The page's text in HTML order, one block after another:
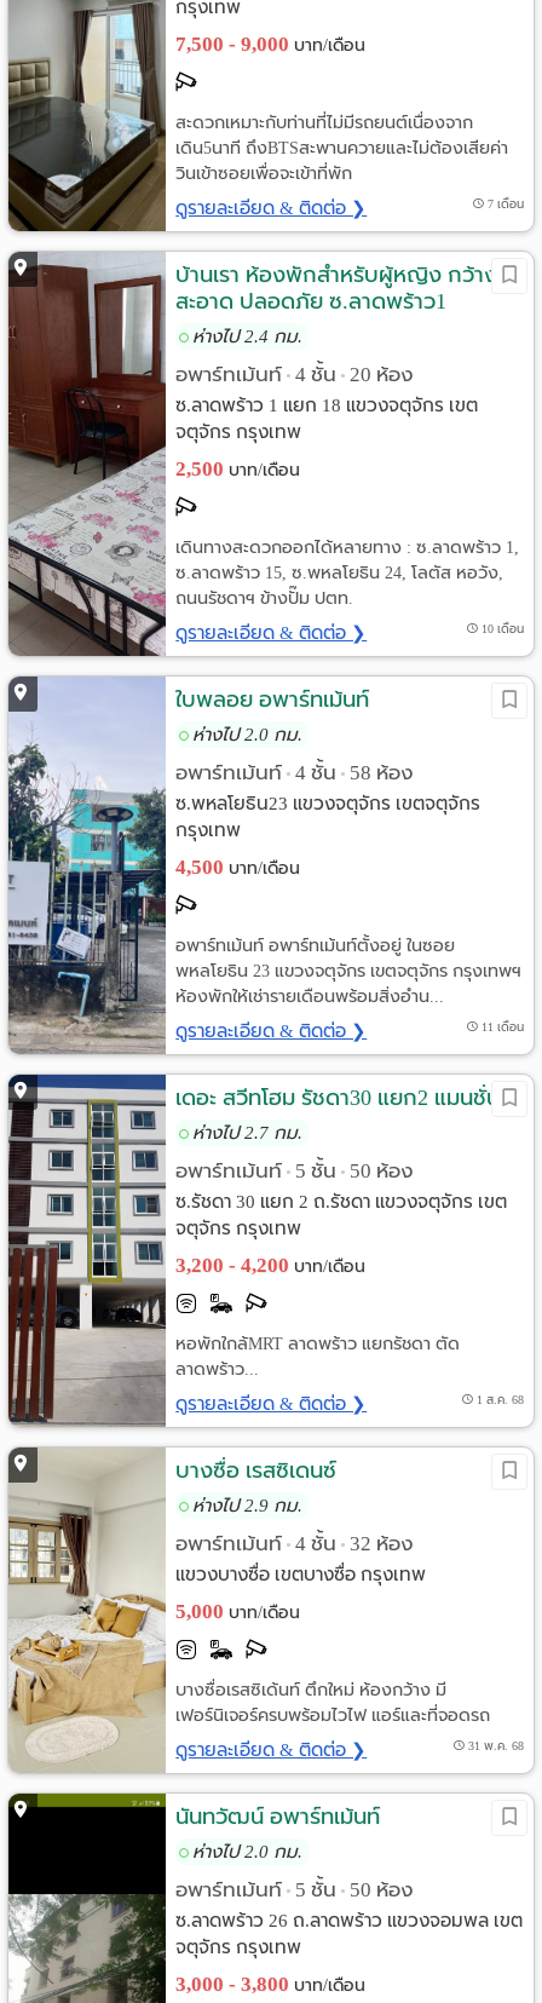
กรุงเทพ
7,500 - 9,000 บาท/เดือน
สะดวกเหมาะกับท่านที่ไม่มีรถยนต์เนื่องจาก
เดิน5นาที ถึงBTSสะพานควายและไม่ต้องเสียค่า
วินเข้าซอยเพื่อจะเข้าที่พัก
ดูรายละเอียด & ติดต่อ ❯ 7 เดือน
บ้านเรา ห้องพักสำหรับผู้หญิง กว้าง
สะอาด ปลอดภัย ซ.ลาดพร้าว1
ห่างไป 2.4 กม.
อพาร์ทเม้นท์ • 4 ชั้น • 20 ห้อง
ซ.ลาดพร้าว 1 แยก 18 แขวงจตุจักร เขต
จตุจักร กรุงเทพ
2,500 บาท/เดือน
เดินทางสะดวกออกได้หลายทาง : ซ.ลาดพร้าว 1,
ซ.ลาดพร้าว 15, ซ.พหลโยธิน 24, โลตัส หอวัง,
ถนนรัชดาฯ ข้างปั๊ม ปตท.
ดูรายละเอียด & ติดต่อ ❯ 10 เดือน
ใบพลอย อพาร์ทเม้นท์
ห่างไป 2.0 กม.
อพาร์ทเม้นท์ • 4 ชั้น • 58 ห้อง
ซ.พหลโยธิน23 แขวงจตุจักร เขตจตุจักร
กรุงเทพ
4,500 บาท/เดือน
อพาร์ทเม้นท์ อพาร์ทเม้นท์ตั้งอยู่ ในซอย
พหลโยธิน 23 แขวงจตุจักร เขตจตุจักร กรุงเทพฯ
ห้องพักให้เช่ารายเดือนพร้อมสิ่งอำน...
ดูรายละเอียด & ติดต่อ ❯ 11 เดือน
เดอะ สวีทโฮม รัชดา30 แยก2 แมนชั่น
ห่างไป 2.7 กม.
อพาร์ทเม้นท์ • 5 ชั้น • 50 ห้อง
ซ.รัชดา 30 แยก 2 ถ.รัชดา แขวงจตุจักร เขต
จตุจักร กรุงเทพ
3,200 - 4,200 บาท/เดือน
หอพักใกล้MRT ลาดพร้าว แยกรัชดา ตัด
ลาดพร้าว...
ดูรายละเอียด & ติดต่อ ❯ 1 ส.ค. 68
บางซื่อ เรสซิเดนซ์
ห่างไป 2.9 กม.
อพาร์ทเม้นท์ • 4 ชั้น • 32 ห้อง
แขวงบางซื่อ เขตบางซื่อ กรุงเทพ
5,000 บาท/เดือน
บางซื่อเรสซิเด้นท์ ตึกใหม่ ห้องกว้าง มี
เฟอร์นิเจอร์ครบพร้อมไวไฟ แอร์และที่จอดรถ
ดูรายละเอียด & ติดต่อ ❯ 31 พ.ค. 68
นันทวัฒน์ อพาร์ทเม้นท์
ห่างไป 2.0 กม.
อพาร์ทเม้นท์ • 5 ชั้น • 50 ห้อง
ซ.ลาดพร้าว 26 ถ.ลาดพร้าว แขวงจอมพล เขต
จตุจักร กรุงเทพ
3,000 - 3,800 บาท/เดือน